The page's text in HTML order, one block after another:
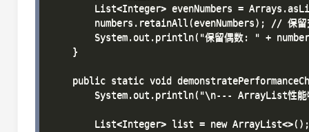
List<Integer> evenNumbers =
numbers.retainAll(evenNumbers); // 保留
System.out.println("保留偶数: " +
    }
public static void
System.out.println("\n--- ArrayList性能
        List<Integer> list = new ArrayList<>();